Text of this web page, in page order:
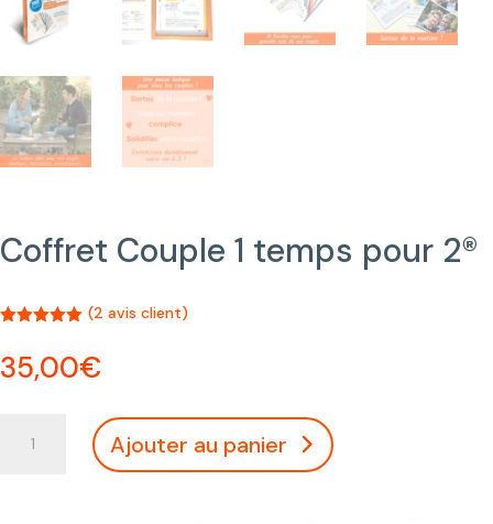
Coffret Couple 1 temps pour 2®
basé sur
notations
(2 avis client)
35,00€
Ajouter au panier